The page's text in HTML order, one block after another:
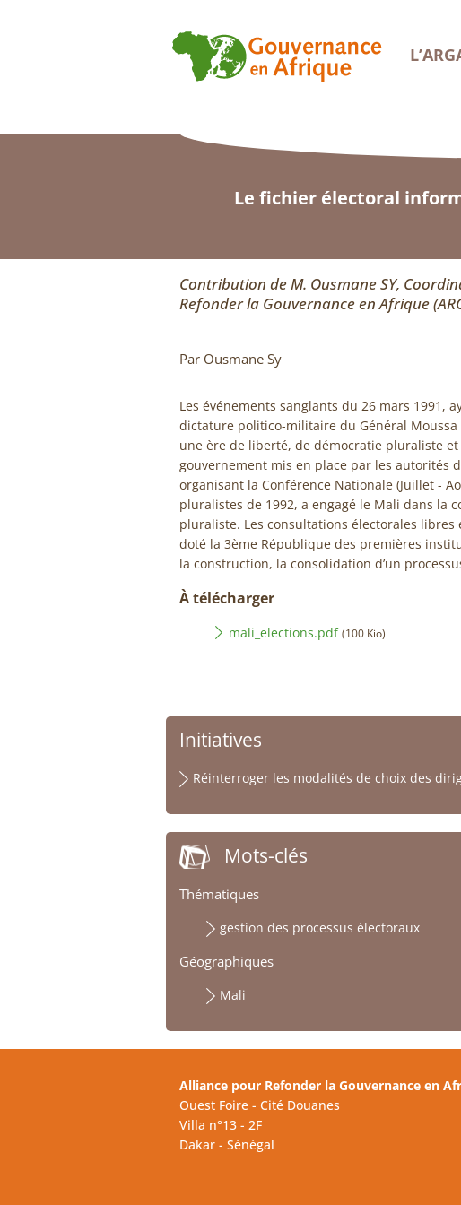
Le fichier électoral
Contribution de M. Ousmane SY,
Refonder la Gouvernance en Afrique
Par Ousmane Sy
Les événements sanglants du 26 mars 1991,
dictature politico-militaire du Général
une ère de liberté, de démocratie pluraliste et
gouvernement mis en place par les autorités
organisant la Conférence Nationale (Juillet -
pluralistes de 1992, a engagé le Mali dans la
pluraliste. Les consultations électorales
doté la 3ème République des premières
la construction, la consolidation d’un
À télécharger
mali_elections.pdf (100 Kio)
Initiatives
Réinterroger les modalités de choix des
Mots-clés
Thématiques
gestion des processus électoraux
Géographiques
Mali
Alliance pour Refonder la Gouvernance en
Ouest Foire - Cité Douanes
Villa n°13 - 2F
Dakar - Sénégal